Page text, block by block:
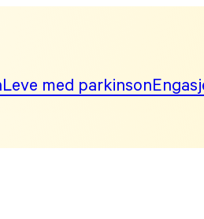
Leve med parkinson